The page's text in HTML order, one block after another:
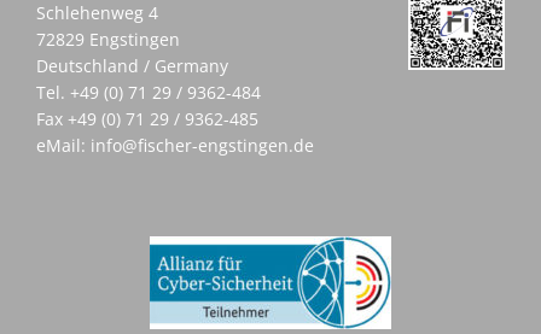
Schlehenweg 4
72829 Engstingen
Deutschland / Germany
Tel. +49 (0) 71 29 / 9362-484
Fax +49 (0) 71 29 / 9362-485
eMail: info@fischer-engstingen.de